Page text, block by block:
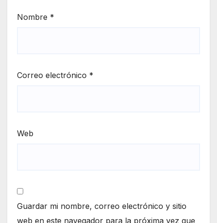
Nombre *
Correo electrónico *
Web
Guardar mi nombre, correo electrónico y sitio
web en este navegador para la próxima vez que